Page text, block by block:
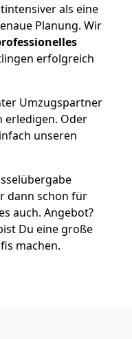
als eine
Planung. Wir
erfolgreich
Umzugspartner
erledigen. Oder
unseren
dann schon für
auch. Angebot?
Du eine große
machen.